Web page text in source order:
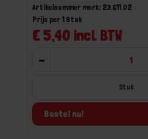
Artikelnummer merk: 23.611.02
€ 5,40 incl. BTW
Prijs per 1 Stuk
-
Bestel nu!